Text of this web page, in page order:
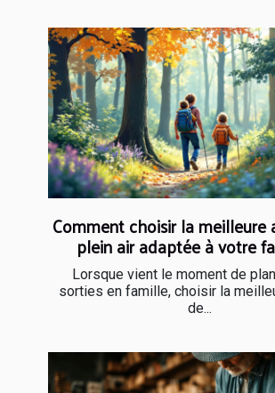
Comment choisir la meilleure
plein air adaptée à votre
Lorsque vient le moment de
sorties en famille, choisir la
de...